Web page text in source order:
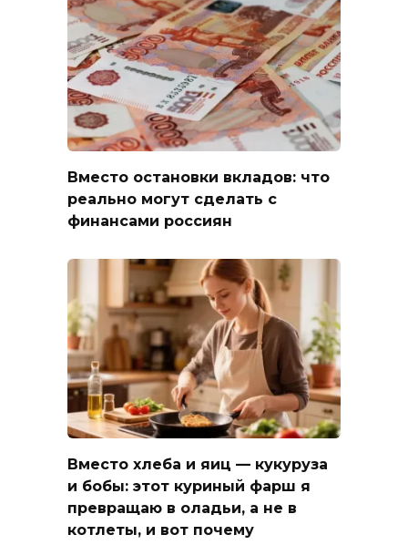
Вместо остановки вкладов: что
реально могут сделать с
финансами россиян
Вместо хлеба и яиц — кукуруза
и бобы: этот куриный фарш я
превращаю в оладьи, а не в
котлеты, и вот почему